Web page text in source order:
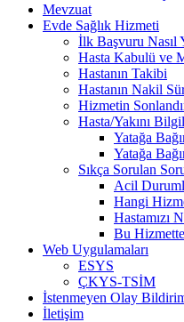
Mevzuat
Evde Sağlık Hizmeti
İlk Başvuru Nasıl
Hasta Kabulü ve
Hastanın Takibi
Hastanın Nakil
Hizmetin
Hasta/Yakını
Yatağa
Yatağa
Sıkça Sorulan
Acil
Hangi
Hastamızı
Bu
Web Uygulamaları
ESYS
ÇKYS-TSİM
İstenmeyen Olay
İletişim